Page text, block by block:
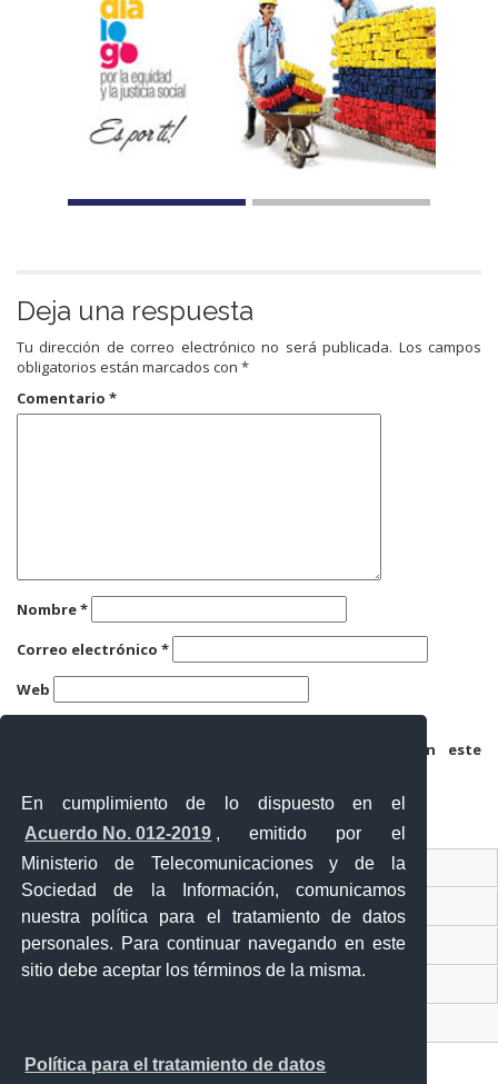
En cumplimiento de lo dispuesto en el
Acuerdo No. 012-2019 , emitido por el
Ministerio de Telecomunicaciones y de la
Sociedad de la Información, comunicamos
nuestra política para el tratamiento de datos
personales. Para continuar navegando en este
sitio debe aceptar los términos de la misma.
Política para el tratamiento de datos
Deja una respuesta
Tu dirección de correo electrónico no será publicada. Los campos
obligatorios están marcados con *
Comentario *
Nombre*
Correo electrónico *
Web
Guarda mi nombre, correo electrónico y web en este
Ventanilla Única Virtual
Ventanilla Única de Comercio Exterior
Gobierno Abierto